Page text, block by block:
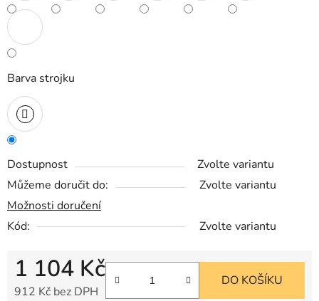
Barva strojku
Dostupnost
Zvolte variantu
Můžeme doručit do:
Zvolte variantu
Možnosti doručení
Kód:
Zvolte variantu
1 104 Kč
912 Kč bez DPH
DO KOŠÍKU